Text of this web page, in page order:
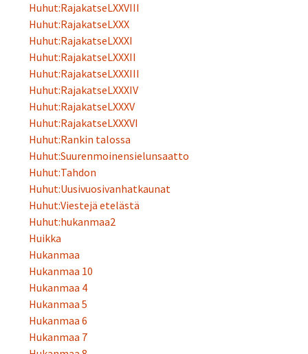
Huhut:RajakatseLXXVIII
Huhut:RajakatseLXXX
Huhut:RajakatseLXXXI
Huhut:RajakatseLXXXII
Huhut:RajakatseLXXXIII
Huhut:RajakatseLXXXIV
Huhut:RajakatseLXXXV
Huhut:RajakatseLXXXVI
Huhut:Rankin talossa
Huhut:Suurenmoinensielunsaatto
Huhut:Tahdon
Huhut:Uusivuosivanhatkaunat
Huhut:Viestejä etelästä
Huhut:hukanmaa2
Huikka
Hukanmaa
Hukanmaa 10
Hukanmaa 4
Hukanmaa 5
Hukanmaa 6
Hukanmaa 7